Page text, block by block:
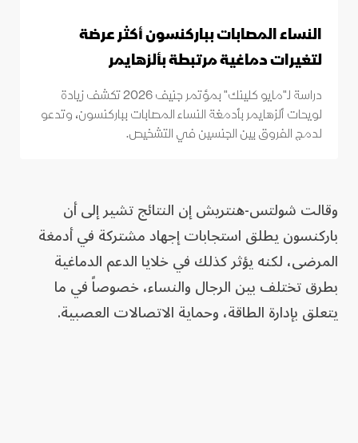
النساء المصابات بباركنسون أكثر عرضة
لتغيرات دماغية مرتبطة بألزهايمر
دراسة لـ"مايو كلينك" بمؤتمر جنيف 2026 تكشف زيادة
لويحات ألزهايمر بأدمغة النساء المصابات بباركنسون، وتدعو
لدمج الفروق بين الجنسين في التشخيص.
وقالت شولتس-هنتريش إن النتائج تشير إلى أن
باركنسون يطلق استجابات إجهاد مشتركة في أدمغة
المرضى، لكنه يؤثر كذلك في خلايا الدعم الدماغية
بطرق تختلف بين الرجال والنساء، خصوصاً في ما
يتعلق بإدارة الطاقة، وحماية الاتصالات العصبية.